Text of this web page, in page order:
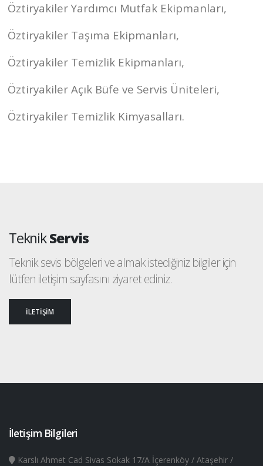
Öztiryakiler Yardımcı Mutfak Ekipmanları,
Öztiryakiler Taşıma Ekipmanları,
Öztiryakiler Temizlik Ekipmanları,
Öztiryakiler Açık Büfe ve Servis Üniteleri,
Öztiryakiler Temizlik Kimyasalları.
TeknikServis
Teknik sevis bölgeleri ve almak istediğiniz bilgiler için
lütfen iletişim sayfasını ziyaret ediniz.
İLETİŞİM
İletişim Bilgileri
Karslı Ahmet Cad Sivas Sokak 17/A İçerenköy / Ataşehir /